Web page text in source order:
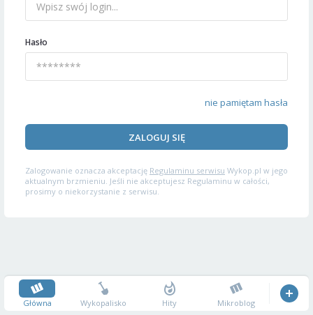
Hasło
nie pamiętam hasła
ZALOGUJ SIĘ
Zalogowanie oznacza akceptację Regulaminu serwisu Wykop.pl w jego
aktualnym brzmieniu. Jeśli nie akceptujesz Regulaminu w całości,
prosimy o niekorzystanie z serwisu.
Główna Wykopalisko Hity Mikroblog